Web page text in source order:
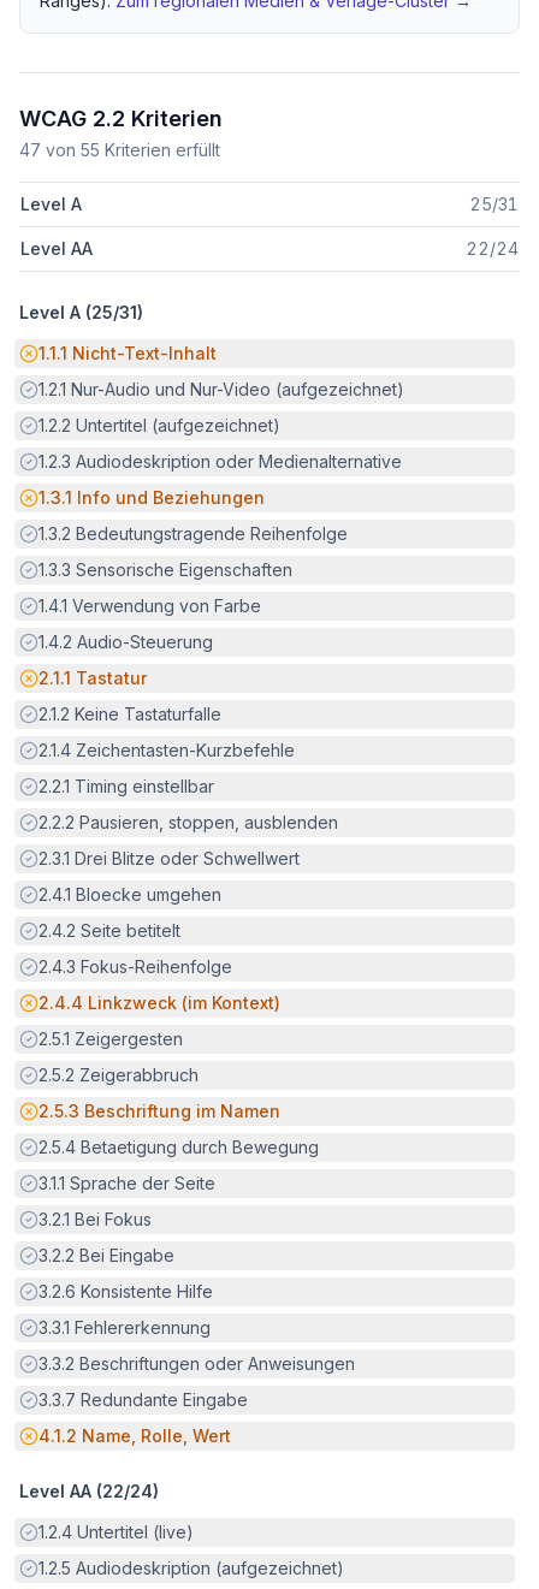
WCAG 2.2 Kriterien
47 von 55 Kriterien erfüllt
Level A 25/31
Level AA 22/24
Level A (25/31)
Potenzielle Barriere:
1.1.1 Nicht-Text-Inhalt
Erfüllt:
1.2.1 Nur-Audio und Nur-Video (aufgezeichnet)
Erfüllt:
1.2.2 Untertitel (aufgezeichnet)
Erfüllt:
1.2.3 Audiodeskription oder Medienalternative
Potenzielle Barriere:
1.3.1 Info und Beziehungen
Erfüllt:
1.3.2 Bedeutungstragende Reihenfolge
Erfüllt:
1.3.3 Sensorische Eigenschaften
Erfüllt:
1.4.1 Verwendung von Farbe
Erfüllt:
1.4.2 Audio-Steuerung
Potenzielle Barriere:
2.1.1 Tastatur
Erfüllt:
2.1.2 Keine Tastaturfalle
Erfüllt:
2.1.4 Zeichentasten-Kurzbefehle
Erfüllt:
2.2.1 Timing einstellbar
Erfüllt:
2.2.2 Pausieren, stoppen, ausblenden
Erfüllt:
2.3.1 Drei Blitze oder Schwellwert
Erfüllt:
2.4.1 Bloecke umgehen
Erfüllt:
2.4.2 Seite betitelt
Erfüllt:
2.4.3 Fokus-Reihenfolge
Potenzielle Barriere:
2.4.4 Linkzweck (im Kontext)
Erfüllt:
2.5.1 Zeigergesten
Erfüllt:
2.5.2 Zeigerabbruch
Potenzielle Barriere:
2.5.3 Beschriftung im Namen
Erfüllt:
2.5.4 Betaetigung durch Bewegung
Erfüllt:
3.1.1 Sprache der Seite
Erfüllt:
3.2.1 Bei Fokus
Erfüllt:
3.2.2 Bei Eingabe
Erfüllt:
3.2.6 Konsistente Hilfe
Erfüllt:
3.3.1 Fehlererkennung
Erfüllt:
3.3.2 Beschriftungen oder Anweisungen
Erfüllt:
3.3.7 Redundante Eingabe
Potenzielle Barriere:
4.1.2 Name, Rolle, Wert
Level AA (22/24)
Erfüllt:
1.2.4 Untertitel (live)
Erfüllt:
1.2.5 Audiodeskription (aufgezeichnet)